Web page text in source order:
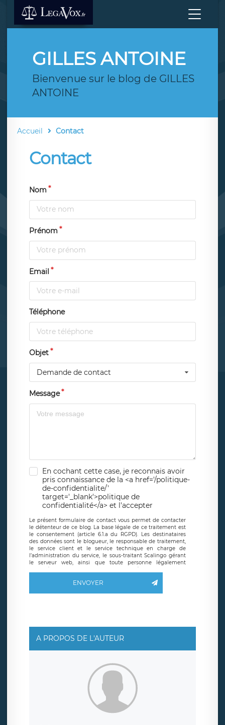
GILLES ANTOINE
Bienvenue sur le blog de GILLES
ANTOINE
Accueil Contact
Contact
Nom
Prénom
Email
Téléphone
Objet
Demande de contact
Message
En cochant cette case, je reconnais avoir
pris connaissance de la <a href='/politique-
de-confidentialite/'
target='_blank'>politique de
confidentialité</a> et l'accepter
Le présent formulaire de contact vous permet de contacter
le détenteur de ce blog. La base légale de ce traitement est
le consentement (article 6.1.a du RGPD). Les destinataires
des données sont le blogueur, le responsable de traitement,
le service client et le service technique en charge de
l’administration du service, le sous-traitant Scalingo gérant
le serveur web, ainsi que toute personne légalement
autorisée. Le formulaire de contact à destination du
basé en France et offrant des
clauses de protection
limitation du traitement relatif à vos données à caractère
données. Vous pouvez exercer ces droits auprès du délégué
de traitement est la société LÉGAVOX, sis 9 rue Léopold
Sédar Senghor, joignable à l’adresse mail :
responsabledetraitement@legavox.fr. Vous avez également
le droit d’introduire une réclamation auprès d’une autorité
ENVOYER
A PROPOS DE L'AUTEUR